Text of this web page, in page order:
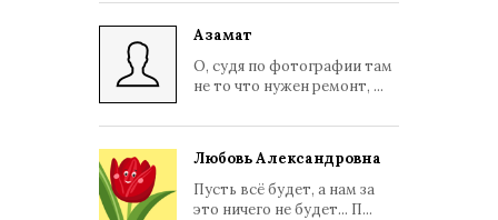
Азамат
О, судя по фотографии там
не то что нужен ремонт, ...
Любовь Александровна
Пусть всё будет, а нам за
это ничего не будет... П...